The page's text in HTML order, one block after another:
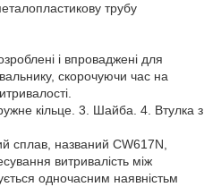
трубу
і впроваджені для
скорочуючи час на
кільце. 3. Шайба. 4. Втулка з
сплав, названий CW617N,
витривалість між
одночасним наявністьм